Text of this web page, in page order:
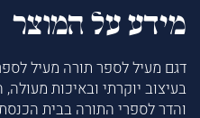
מידע על המוצר
דגם מעיל לספר תורה מעיל
בעיצוב יוקרתי ובאיכות
והדר לספרי התורה בבית